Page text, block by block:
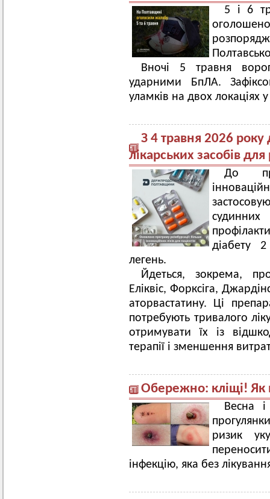
5 і 6
Вночі 5 травня
ударними БпЛА.
уламків на двох локаціях
З 4 травня 2026 року
лікарських засобів для
До
діабету
легень.
Йдеться, зокрема,
Еліквіс, Форксіга,
аторвастатину. Ці
потребують тривалого
отримувати їх із
терапії і зменшення
Обережно: кліщі! Як
Весна
ризик
інфекцію, яка без